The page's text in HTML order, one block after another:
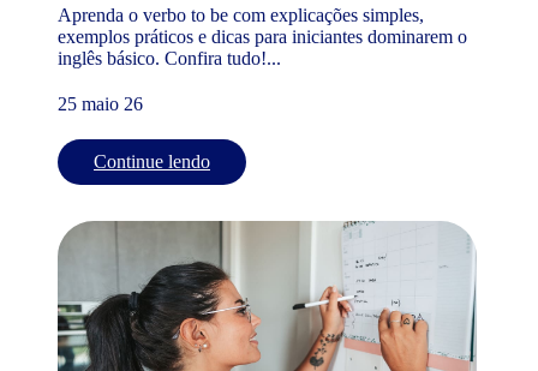
Aprenda o verbo to be com explicações simples,
exemplos práticos e dicas para iniciantes dominarem o
inglês básico. Confira tudo!...
25 maio 26
Continue lendo